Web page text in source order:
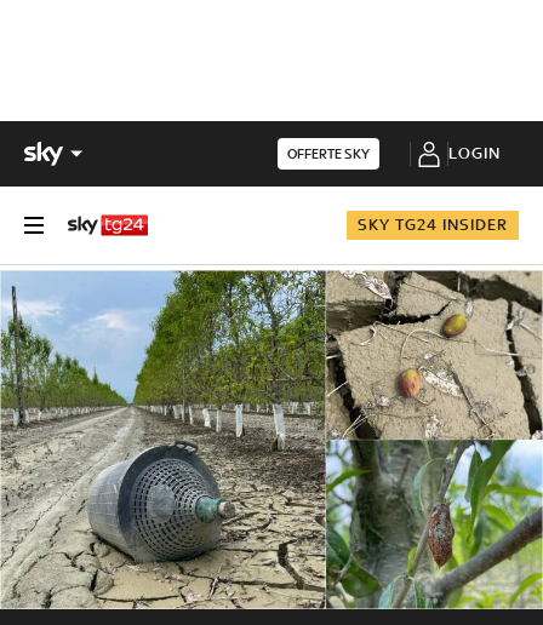
OFFERTE SKY LOGIN
SKY TG24 INSIDER